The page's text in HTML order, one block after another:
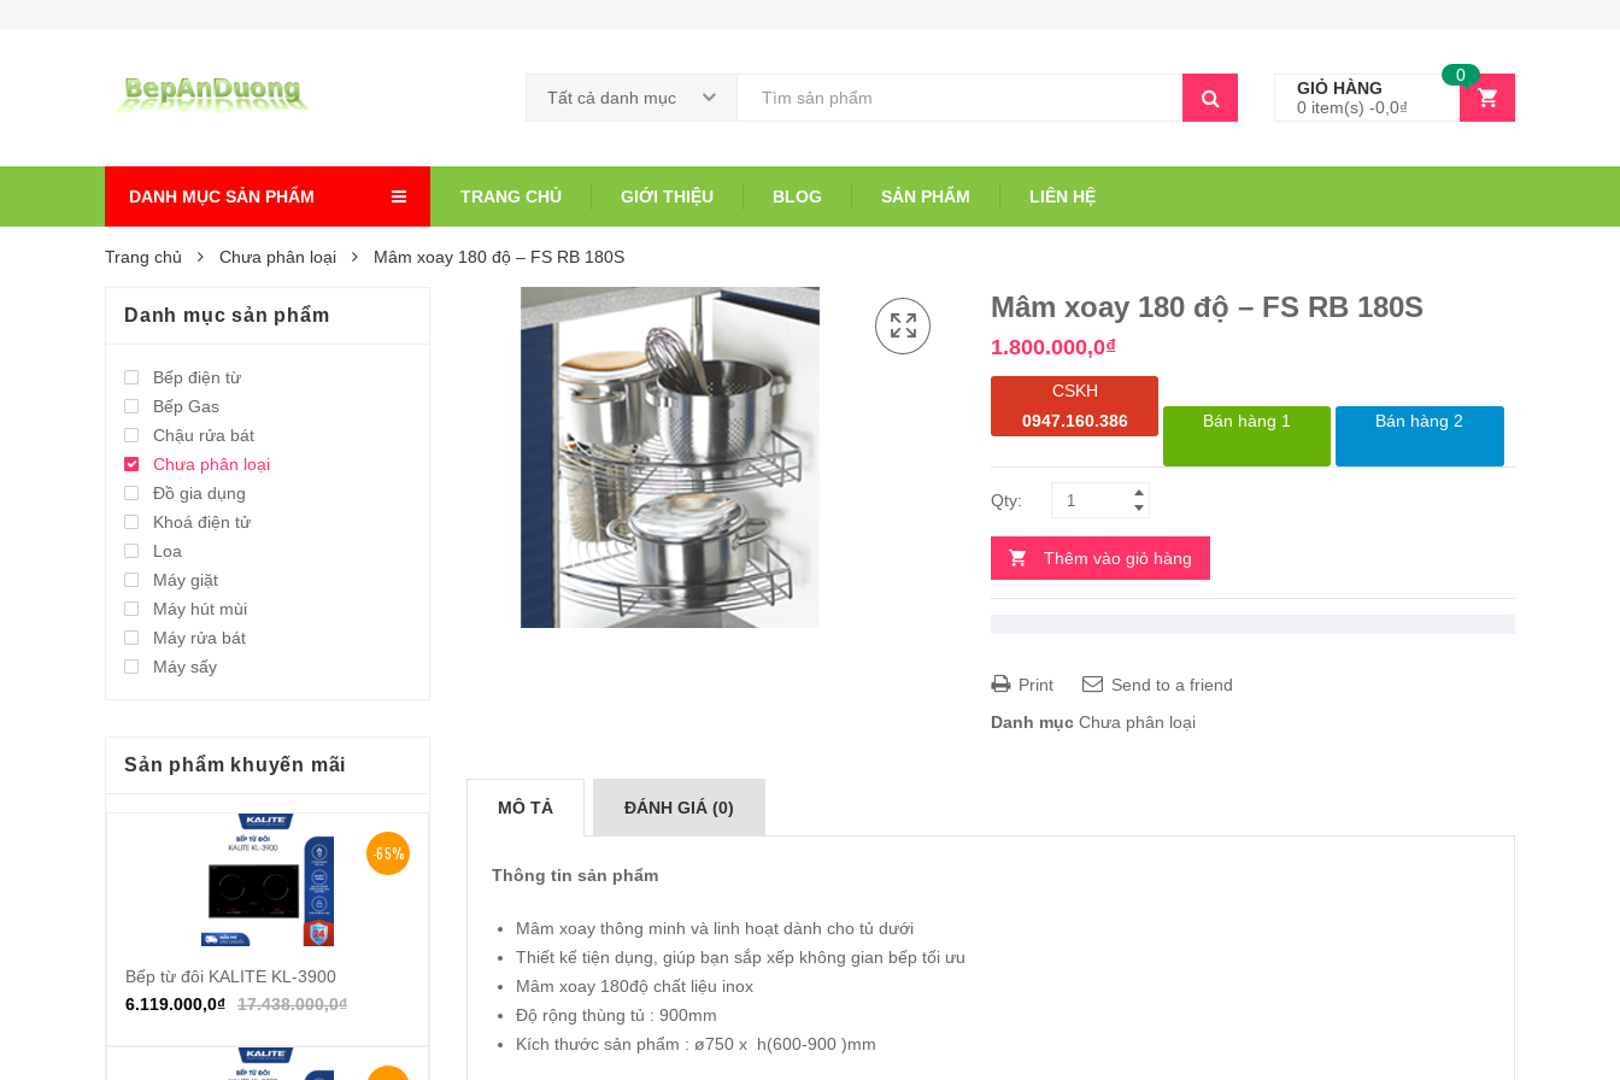
Tất cả danh mục
GIỎ HÀNG
0 item(s) -0,0₫
0
DANH MỤC SẢN PHẨM TRANG CHỦ GIỚI THIỆU BLOG SẢN PHẨM LIÊN HỆ
Trang chủ Chưa phân loại Mâm xoay 180 độ – FS RB 180S
Mâm xoay 180 độ – FS RB 180S
1.800.000,0₫
CSKH
0947.160.386
Bán hàng 1 Bán hàng 2
Thêm vào giỏ hàng
Print
Send to a friend
Danh mục Chưa phân loại
MÔ TẢ ĐÁNH GIÁ (0)
Thông tin sản phẩm
Mâm xoay thông minh và linh hoạt dành cho tủ dưới
Thiết kế tiện dụng, giúp bạn sắp xếp không gian bếp tối ưu
Mâm xoay 180độ chất liệu inox
Độ rộng thùng tủ : 900mm
Kích thước sản phẩm : ø750 x h(600-900 )mm
Danh mục sản phẩm
Bếp điện từ
Bếp Gas
Chậu rửa bát
Chưa phân loại
Đồ gia dụng
Khoá điện tử
Loa
Máy giặt
Máy hút mùi
Máy rửa bát
Máy sấy
Sản phẩm khuyến mãi
-65%
Thêm vào giỏ hàng
Bếp từ đôi KALITE KL-3900
17.438.000,0₫
6.119.000,0₫